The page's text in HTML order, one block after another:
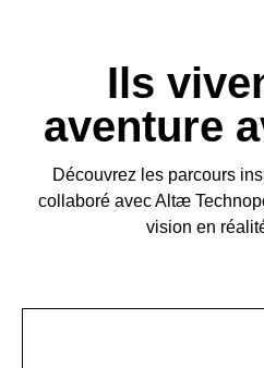
Ils
aventure
Découvrez les parcours
collaboré avec Altæ
vision en